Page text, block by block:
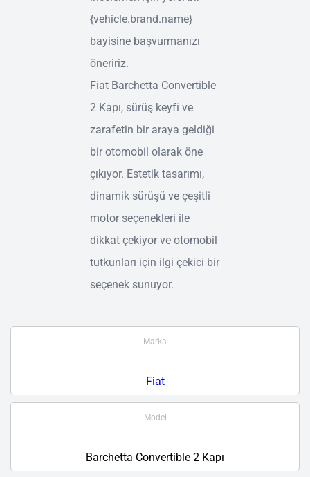
{vehicle.brand.name}
bayisine başvurmanızı
öneririz.
Fiat Barchetta Convertible
2 Kapı, sürüş keyfi ve
zarafetin bir araya geldiği
bir otomobil olarak öne
çıkıyor. Estetik tasarımı,
dinamik sürüşü ve çeşitli
motor seçenekleri ile
dikkat çekiyor ve otomobil
tutkunları için ilgi çekici bir
seçenek sunuyor.
Marka
Fiat
Model
Barchetta Convertible 2 Kapı